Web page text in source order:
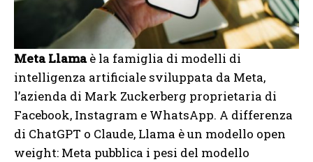
Meta Llamaè la famiglia di modelli di
intelligenza artificiale sviluppata da Meta,
l’azienda di Mark Zuckerberg proprietaria di
Facebook, Instagram e WhatsApp. A differenza
di ChatGPT o Claude, Llama è un modello open
weight: Meta pubblica i pesi del modello